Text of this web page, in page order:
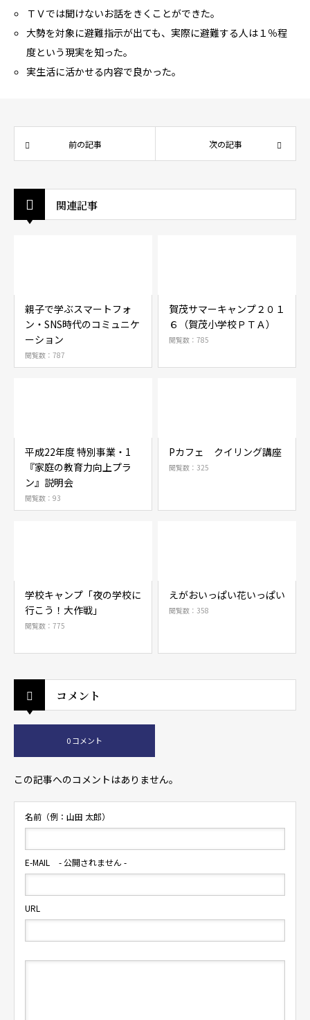
ＴＶでは聞けないお話をきくことができた。
大勢を対象に避難指示が出ても、実際に避難する人は１％程
度という現実を知った。
実生活に活かせる内容で良かった。
前の記事 次の記事
関連記事
親子で学ぶスマートフォ
ン・SNS時代のコミュニケ
ーション
閲覧数：787
賀茂サマーキャンプ２０１
６（賀茂小学校ＰＴＡ）
閲覧数：785
平成22年度 特別事業・1
『家庭の教育力向上プラ
ン』説明会
閲覧数：93
Pカフェ クイリング講座
閲覧数：325
学校キャンプ「夜の学校に
行こう！大作戦」
閲覧数：775
えがおいっぱい花いっぱい
閲覧数：358
コメント
0 コメント
この記事へのコメントはありません。
名前（例：山田 太郎）
E-MAIL - 公開されません -
URL